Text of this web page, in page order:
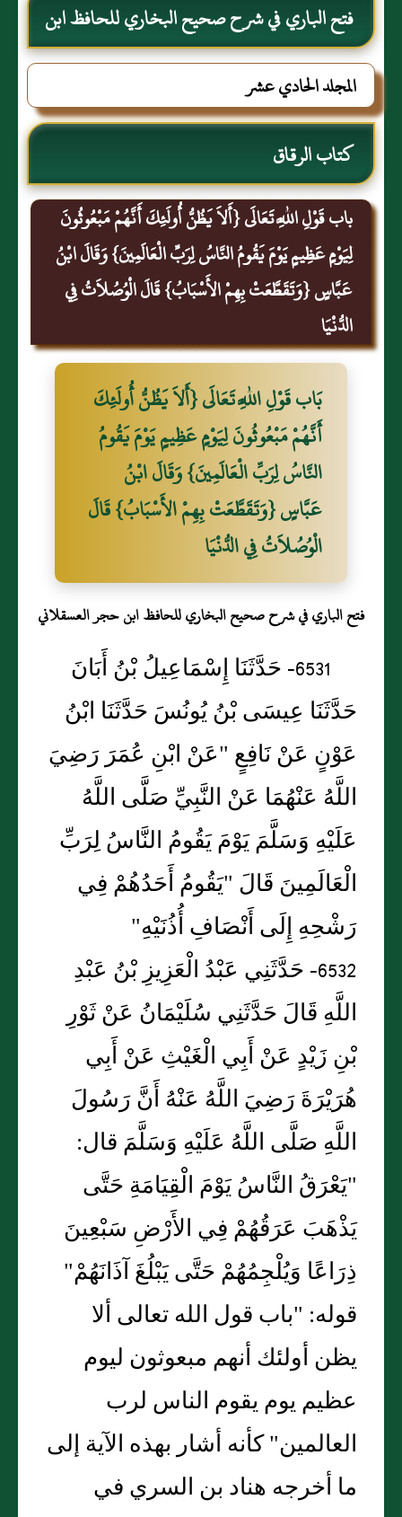
فتح الباري في شرح صحيح البخاري للحافظ ابن
حجر العسقلاني
المجلد الحادي عشر
كتاب الرقاق
باب قَوْلِ اللَّهِ تَعَالَى {أَلاَ يَظُنُّ أُولَئِكَ أَنَّهُمْ مَبْعُوثُونَ
لِيَوْمٍ عَظِيمٍ يَوْمَ يَقُومُ النَّاسُ لِرَبِّ الْعَالَمِينَ} وَقَالَ ابْنُ
عَبَّاسٍ {وَتَقَطَّعَتْ بِهِمْ الأَسْبَابُ} قَالَ الْوُصُلاَتُ فِي
الدُّنْيَا
بَاب قَوْلِ اللَّهِ تَعَالَى {أَلاَ يَظُنُّ أُولَئِكَ
أَنَّهُمْ مَبْعُوثُونَ لِيَوْمٍ عَظِيمٍ يَوْمَ يَقُومُ
النَّاسُ لِرَبِّ الْعَالَمِينَ} وَقَالَ ابْنُ
عَبَّاسٍ {وَتَقَطَّعَتْ بِهِمْ الأَسْبَابُ} قَالَ
الْوُصُلاَتُ فِي الدُّنْيَا
فتح الباري في شرح صحيح البخاري للحافظ ابن حجر العسقلاني
6531- حَدَّثَنَا إِسْمَاعِيلُ بْنُ أَبَانَ
حَدَّثَنَا عِيسَى بْنُ يُونُسَ حَدَّثَنَا ابْنُ
عَوْنٍ عَنْ نَافِعٍ "عَنْ ابْنِ عُمَرَ رَضِيَ
اللَّهُ عَنْهُمَا عَنْ النَّبِيِّ صَلَّى اللَّهُ
عَلَيْهِ وَسَلَّمَ يَوْمَ يَقُومُ النَّاسُ لِرَبِّ
الْعَالَمِينَ قَالَ "يَقُومُ أَحَدُهُمْ فِي
رَشْحِهِ إِلَى أَنْصَافِ أُذُنَيْهِ"
6532- حَدَّثَنِي عَبْدُ الْعَزِيزِ بْنُ عَبْدِ
اللَّهِ قَالَ حَدَّثَنِي سُلَيْمَانُ عَنْ ثَوْرِ
بْنِ زَيْدٍ عَنْ أَبِي الْغَيْثِ عَنْ أَبِي
هُرَيْرَةَ رَضِيَ اللَّهُ عَنْهُ أَنَّ رَسُولَ
اللَّهِ صَلَّى اللَّهُ عَلَيْهِ وَسَلَّمَ قال:
"يَعْرَقُ النَّاسُ يَوْمَ الْقِيَامَةِ حَتَّى
يَذْهَبَ عَرَقُهُمْ فِي الأَرْضِ سَبْعِينَ
ذِرَاعًا وَيُلْجِمُهُمْ حَتَّى يَبْلُغَ آذَانَهُمْ"
قوله: "باب قول الله تعالى ألا
يظن أولئك أنهم مبعوثون ليوم
عظيم يوم يقوم الناس لرب
العالمين" كأنه أشار بهذه الآية إلى
ما أخرجه هناد بن السري في